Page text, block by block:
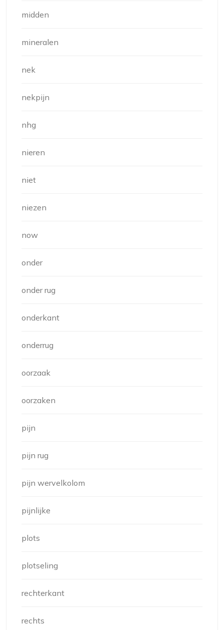
midden
mineralen
nek
nekpijn
nhg
nieren
niet
niezen
now
onder
onder rug
onderkant
onderrug
oorzaak
oorzaken
pijn
pijn rug
pijn wervelkolom
pijnlijke
plots
plotseling
rechterkant
rechts